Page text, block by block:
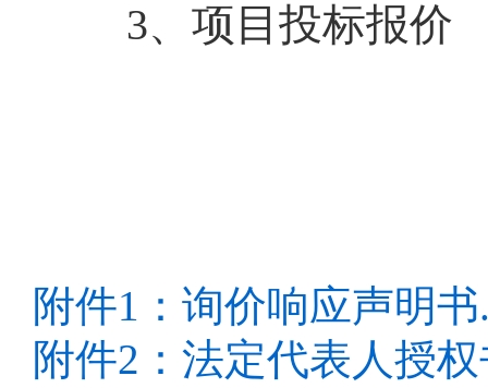
3、项目投标报价
附件1：询价响应声明书
附件2：法定代表人授